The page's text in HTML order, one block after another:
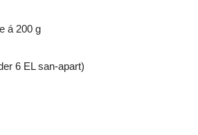
á 200 g
6 EL san-apart)